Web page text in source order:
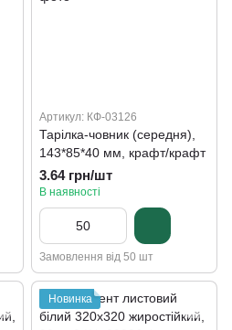
Артикул: КФ-03126
Тарілка-човник (середня),
143*85*40 мм, крафт/крафт
3.64 грн/шт
В наявності
Замовлення від 50 шт
Новинка